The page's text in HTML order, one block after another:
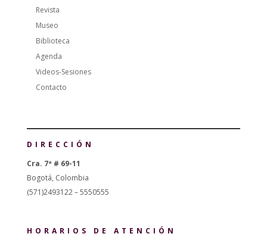
Revista
Museo
Biblioteca
Agenda
Videos-Sesiones
Contacto
DIRECCIÓN
Cra. 7ª # 69-11
Bogotá, Colombia
(571)2493122 – 5550555
HORARIOS DE ATENCIÓN